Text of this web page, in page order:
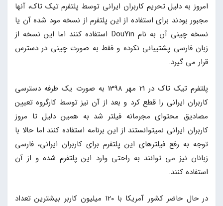
امروز به دلیل تحریم کاربران ایرانی توسط پلتفرم تیک تاک، آنها
مجبور بودند برای استفاده از این پلتفرم از نسخه مود شده آن یا
نسخه چینی آن به نام DouYin استفاده کنند اما این نسخه از
زبان فارسی پشتیبانی نکرده و فقط به صورت چینی در دسترس
قرار می گیرد.
پلتفرم تیک تاک در 21 مهر 1398 به صورت یک طرفه دسترسی
کاربران ایرانی را قطع کرد و بعد از آن نیز توسط کارگروه تعیین
مصادیق محتوای مجرمانه فیلتر شد به همین دلیل تا مروز
کاربران ایرانی نمیتوانستند از این برنامه استفاده کنند اما حالا با
توجه به رفع فیلترهای این پلتفرم برای کاربران ایرانی، فارسی
زبانان نیز می توانند به راحتی وارد این پلتفرم شده و از آن
استفاده کنند.
در حال حاضر کشور آمریکا با 120 میلیون کاربر بیشترین تعداد